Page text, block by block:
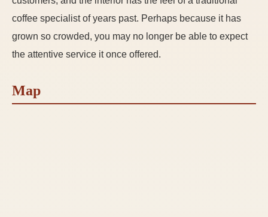
coffee specialist of years past. Perhaps because it has
grown so crowded, you may no longer be able to expect
the attentive service it once offered.
Map